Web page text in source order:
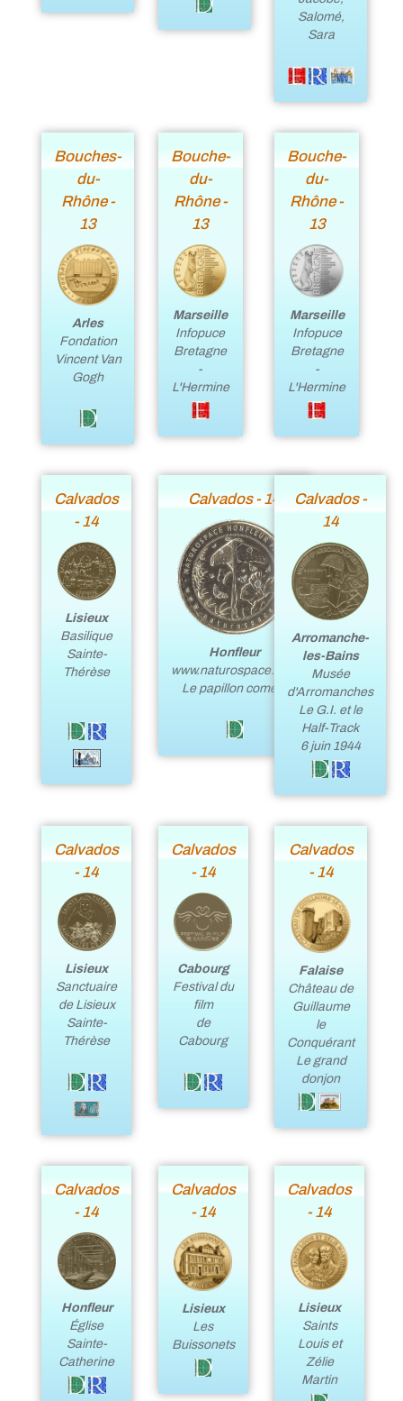
Salomé,
Sara
Bouches-
du-
Rhône -
13
Arles
Fondation
Vincent Van
Gogh
Bouche-
du-
Rhône -
13
Marseille
Infopuce
Bretagne
-
L'Hermine
Bouche-
du-
Rhône -
13
Marseille
Infopuce
Bretagne
-
L'Hermine
Calvados
- 14
Lisieux
Basilique
Sainte-
Thérèse
Calvados - 14
Honfleur
www.naturospace.com
Le papillon comète
Calvados -
14
Arromanche-
les-Bains
Musée
d'Arromanches
Le G.I. et le
Half-Track
6 juin 1944
Calvados
- 14
Lisieux
Sanctuaire
de Lisieux
Sainte-
Thérèse
Calvados
- 14
Cabourg
Festival du
film
de
Cabourg
Calvados
- 14
Falaise
Château de
Guillaume
le
Conquérant
Le grand
donjon
Calvados
- 14
Honfleur
Église
Sainte-
Catherine
Calvados
- 14
Lisieux
Les
Buissonets
Calvados
- 14
Lisieux
Saints
Louis et
Zélie
Martin